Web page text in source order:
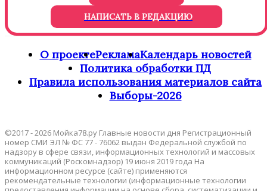
НАПИСАТЬ В РЕДАКЦИЮ
О проектеРекламаКалендарь новостей
Политика обработки ПД
Правила использования материалов сайта
Выборы-2026
©2017 - 2026 Мойка78.ру Главные новости дня Регистрационный
номер СМИ ЭЛ № ФС 77 - 76062 выдан Федеральной службой по
надзору в сфере связи, информационных технологий и массовых
коммуникаций (Роскомнадзор) 19 июня 2019 года На
информационном ресурсе (сайте) применяются
рекомендательные технологии (информационные технологии